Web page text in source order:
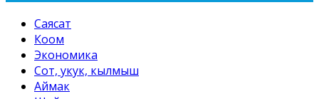
Саясат
Коом
Экономика
Сот, укук, кылмыш
Аймак